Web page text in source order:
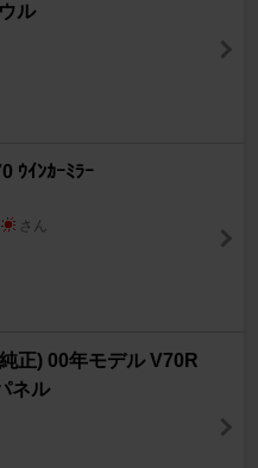
ル
ｳｲﾝｶｰﾐﾗｰ
さん
正) 00年モデル V70R
ネル